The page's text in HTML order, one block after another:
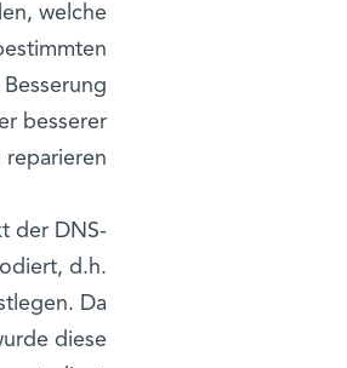
welche
besserer
der DNS-
d.h.
Da
diese